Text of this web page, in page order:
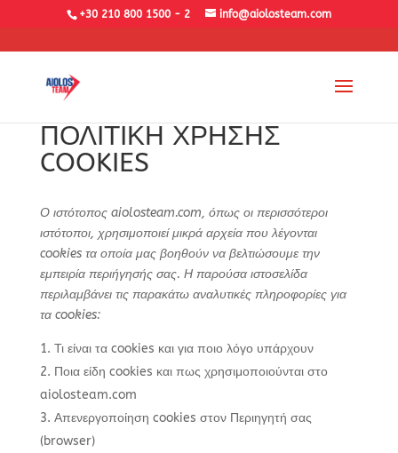
+30 210 800 1500 - 2 info@aiolosteam.com
ΠΟΛΙΤΙΚΗ ΧΡΗΣΗΣ
COOKIES
Ο ιστότοπος aiolosteam.com, όπως οι περισσότεροι
ιστότοποι, χρησιμοποιεί μικρά αρχεία που λέγονται
cookiesτα οποία μας βοηθούν να βελτιώσουμε την
εμπειρία περιήγησής σας. Η παρούσα ιστοσελίδα
περιλαμβάνει τις παρακάτω αναλυτικές πληροφορίες για
τα cookies:
Τι είναι τα cookies και για ποιο λόγο υπάρχουν
Ποια είδη cookies και πως χρησιμοποιούνται στο
aiolosteam.com
Απενεργοποίηση cookies στον Περιηγητή σας
(browser)